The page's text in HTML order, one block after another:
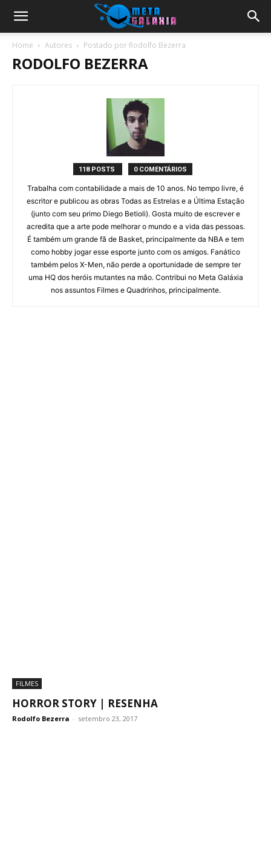
Home Autores Postado por Rodolfo Bezerra
RODOLFO BEZERRA
118 POSTS 0 COMENTÁRIOS
Trabalha com contabilidade a mais de 10 anos. No tempo livre, é
escritor e publicou as obras Todas as Estrelas e a Última Estação
(junto com seu primo Diego Betioli). Gosta muito de escrever e
acredita que a arte pode melhorar o mundo e a vida das pessoas.
É também um grande fã de Basket, principalmente da NBA e tem
como hobby jogar esse esporte junto com os amigos. Fanático
também pelos X-Men, não perde a oportunidade de sempre ter
uma HQ dos heróis mutantes na mão. Contribui no Meta Galáxia
nos assuntos Filmes e Quadrinhos, principalmente.
FILMES
HORROR STORY | RESENHA
Rodolfo Bezerra - setembro 23, 2017